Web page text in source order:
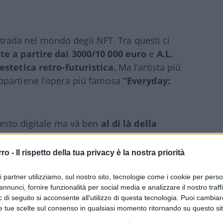
- Il rispetto della tua privacy è la nostra priorità
partner utilizziamo, sul nostro sito, tecnologie come i cookie per
fornire funzionalità per social media e analizzare il nostro
di seguito si acconsente all'utilizzo di questa tecnologia. Puoi
tue scelte sul consenso in qualsiasi momento ritornando su questo
nel mondo degli NFT. Tra questi ci
a partire dai 3000/10 000 euro e A.L.
retro-futuristica. Ma l’artista più
l’opera più famosa “Everyday:
digitale ma và ben al di là della
tedesca ha creato “il profumo del
mentre uno dei fondatori del
per 4,7 milioni di euro. Per assurdo, è
del Saturday Night Live, programma
dello stesso fenomeno.Gli NFT non si
includere anche semplici gif,